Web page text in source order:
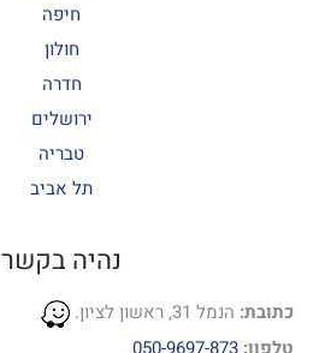
חיפה
חולון
חדרה
ירושלים
טבריה
תל אביב
נהיה בקשר
כתובת: הנמל 31, ראשון לציון.